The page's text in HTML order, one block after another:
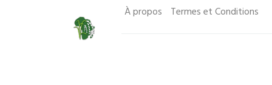
À propos Termes et Conditions